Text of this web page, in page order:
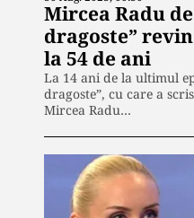
Mircea Radu
dragoste”
la 54 de ani
La 14 ani de la ultimul
dragoste”, cu care a
Mircea Radu…